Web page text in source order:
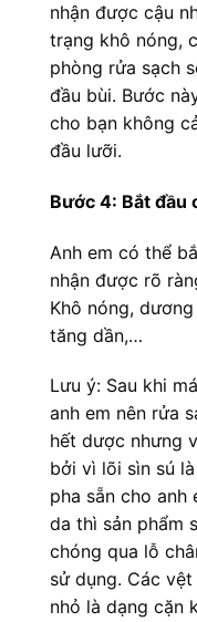
nhận được cậu
trạng khô nóng,
phòng rửa sạch
đầu bùi. Bước
cho bạn không
đầu lưỡi.
Bước 4: Bắt đầu
Anh em có thể
nhận được rõ
Khô nóng,
tăng dần,…
Lưu ý: Sau khi
anh em nên rửa
hết dược nhưng
bởi vì lõi sìn sú
pha sẵn cho anh
da thì sản phẩm
chóng qua lỗ
sử dụng. Các
nhỏ là dạng cặn